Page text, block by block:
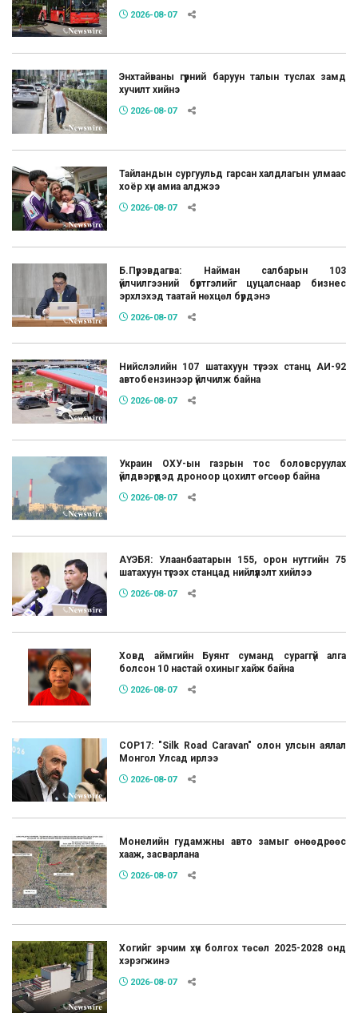
2026-08-07
Энхтайваны гүүрний баруун талын туслах замд
хучилт хийнэ
2026-08-07
Тайландын сургуульд гарсан халдлагын улмаас
хоёр хүн амиа алджээ
2026-08-07
Б.Пүрэвдагва: Найман салбарын 103
үйлчилгээний бүртгэлийг цуцалснаар бизнес
эрхлэхэд таатай нөхцөл бүрдэнэ
2026-08-07
Нийслэлийн 107 шатахуун түгээх станц АИ-92
автобензинээр үйлчилж байна
2026-08-07
Украин ОХУ-ын газрын тос боловсруулах
үйлдвэрүүдэд дроноор цохилт өгсөөр байна
2026-08-07
АҮЭБЯ: Улаанбаатарын 155, орон нутгийн 75
шатахуун түгээх станцад нийлүүлэлт хийлээ
2026-08-07
Ховд аймгийн Буянт суманд сураггүй алга
болсон 10 настай охиныг хайж байна
2026-08-07
COP17: "Silk Road Caravan" олон улсын аялал
Монгол Улсад ирлээ
2026-08-07
Монелийн гудамжны авто замыг өнөөдрөөс
хааж, засварлана
2026-08-07
Хогийг эрчим хүч болгох төсөл 2025-2028 онд
хэрэгжинэ
2026-08-07